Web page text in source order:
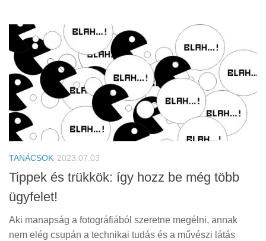
TANÁCSOK 2023.07.03
Tippek és trükkök: így hozz be még több
ügyfelet!
Aki manapság a fotográfiából szeretne megélni, annak
nem elég csupán a technikai tudás és a művészi látás